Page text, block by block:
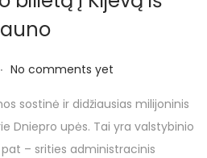
n
. No comments yet
sostinė ir didžiausias milijoninis
Dniepro upės. Tai yra valstybinio
– srities administracinis